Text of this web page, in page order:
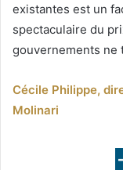
existantes est un
spectaculaire du
gouvernements ne
Cécile Philippe,
Molinari